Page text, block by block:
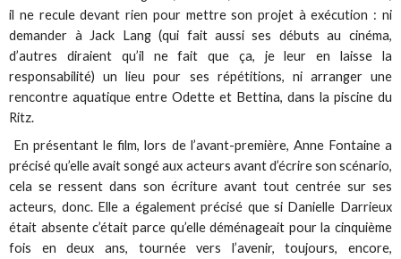
il ne recule devant rien pour mettre son projet à exécution : ni
demander à Jack Lang (qui fait aussi ses débuts au cinéma,
d’autres diraient qu’il ne fait que ça, je leur en laisse la
responsabilité) un lieu pour ses répétitions, ni arranger une
rencontre aquatique entre Odette et Bettina, dans la piscine du
Ritz.
En présentant le film, lors de l’avant-première, Anne Fontaine a
précisé qu’elle avait songé aux acteurs avant d’écrire son scénario,
cela se ressent dans son écriture avant tout centrée sur ses
acteurs, donc. Elle a également précisé que si Danielle Darrieux
était absente c’était parce qu’elle déménageait pour la cinquième
fois en deux ans, tournée vers l’avenir, toujours, encore,